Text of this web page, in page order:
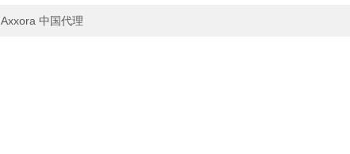
Axxora 中国代理